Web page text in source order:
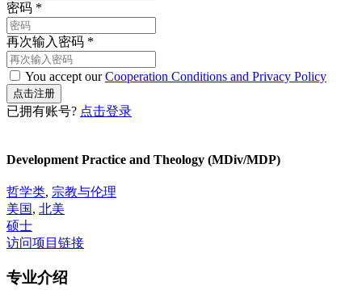
密码 *
再次输入密码 *
You accept ourCooperation Conditions and Privacy Policy
已拥有账号? 点击登录
Development Practice and Theology (MDiv/MDP)
哲学类, 宗教与伦理
美国, 北美
硕士
访问项目链接
专业介绍